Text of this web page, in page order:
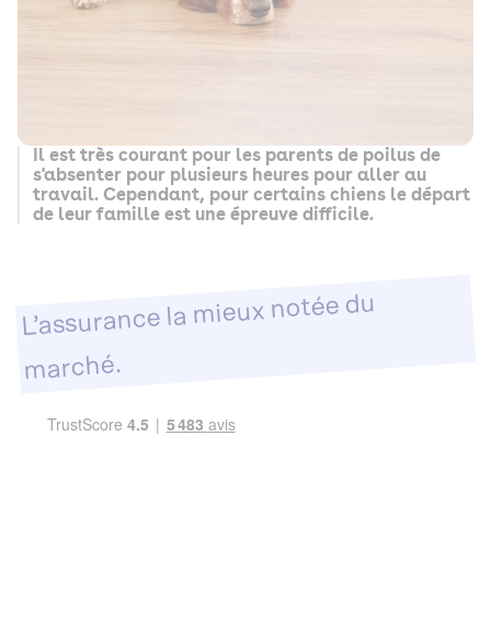
Il est très courant pour les parents de poilus de
s'absenter pour plusieurs heures pour aller au
travail. Cependant, pour certains chiens le départ
de leur famille est une épreuve difficile.
L’assurance la mieux notée du
marché.